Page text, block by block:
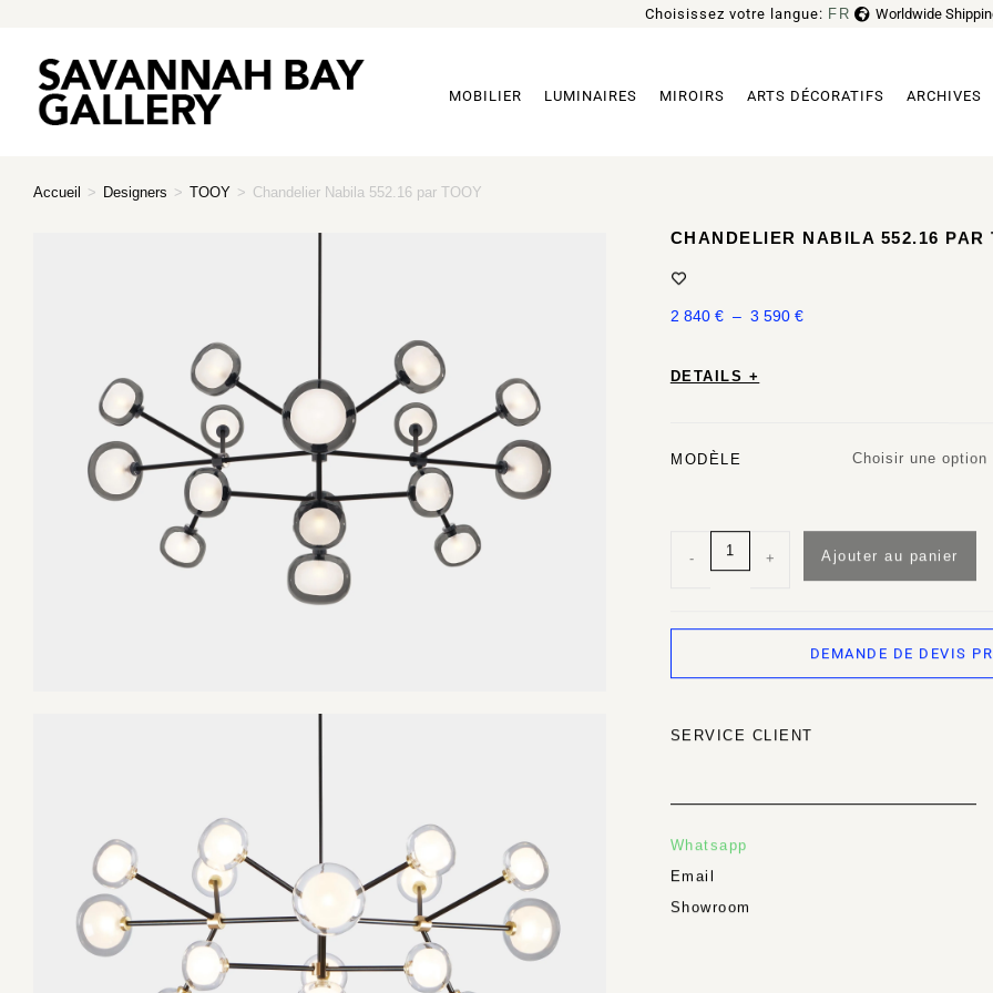
Choisissez votre langue: FR
EN Worldwide
MOBILIER LUMINAIRES MIROIRS ARTS DÉCORATIFS ARCHIVES
Accueil > Designers > TOOY > Chandelier Nabila 552.16 par TOOY
CHANDELIER NABILA 552.16 PAR
2 840 € – 3 590 €
DETAILS +
MODÈLE Choisir une option
- + Ajouter au panier
DEMANDE DE DEVIS
SERVICE CLIENT
Whatsapp
Email
Showroom